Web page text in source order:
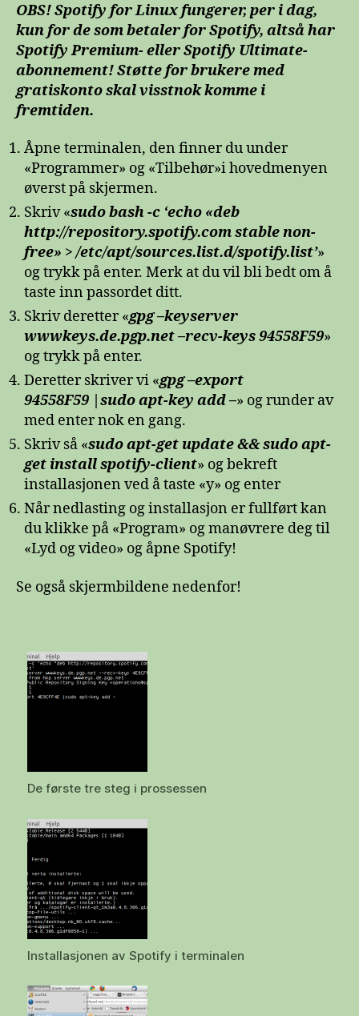
OBS! Spotify for Linux fungerer, per i dag,
kun for de som betaler for Spotify, altså har
Spotify Premium- eller Spotify Ultimate-
abonnement! Støtte for brukere med
gratiskonto skal visstnok komme i
fremtiden.
Åpne terminalen, den finner du under
«Programmer» og «Tilbehør»i hovedmenyen
øverst på skjermen.
Skriv «sudo bash -c ‘echo «deb
http://repository.spotify.com stable non-
free» > /etc/apt/sources.list.d/spotify.list’»
og trykk på enter. Merk at du vil bli bedt om å
taste inn passordet ditt.
Skriv deretter «gpg –keyserver
wwwkeys.de.pgp.net –recv-keys 94558F59»
og trykk på enter.
Deretter skriver vi «gpg –export
94558F59 |sudo apt-key add –» og runder av
med enter nok en gang.
Skriv så «sudo apt-get update && sudo apt-
get install spotify-client» og bekreft
installasjonen ved å taste «y» og enter
Når nedlasting og installasjon er fullført kan
du klikke på «Program» og manøvrere deg til
«Lyd og video» og åpne Spotify!
Se også skjermbildene nedenfor!
De første tre steg i prossessen
Installasjonen av Spotify i terminalen